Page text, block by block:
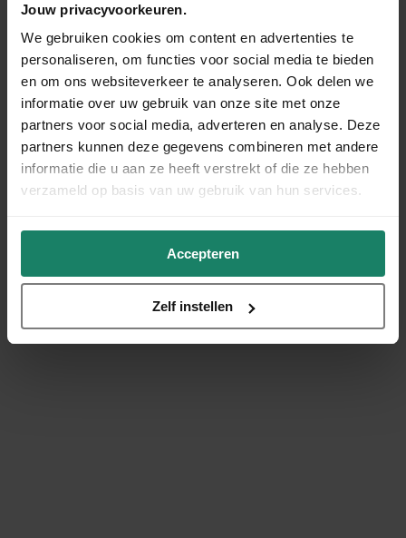
Jouw privacyvoorkeuren.
We gebruiken cookies om content en advertenties te
personaliseren, om functies voor social media te bieden
en om ons websiteverkeer te analyseren. Ook delen we
informatie over uw gebruik van onze site met onze
partners voor social media, adverteren en analyse. Deze
partners kunnen deze gegevens combineren met andere
informatie die u aan ze heeft verstrekt of die ze hebben
verzameld op basis van uw gebruik van hun services.
Accepteren
Zelf instellen